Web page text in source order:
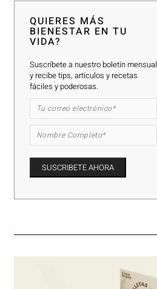
QUIERES MÁS
BIENESTAR EN TU
VIDA?
Suscríbete a nuestro boletín mensual
y recibe tips, artículos y recetas
fáciles y poderosas.